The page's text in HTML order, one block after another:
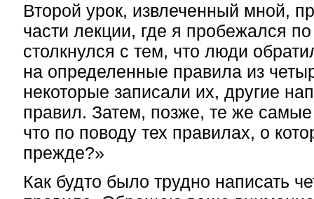
Второй урок, извлеченный мной,
части лекции, где я пробежался
столкнулся с тем, что люди
на определенные правила из
некоторые записали их, другие
правил. Затем, позже, те же
что по поводу тех правилах, о
прежде?»
Как будто было трудно написать